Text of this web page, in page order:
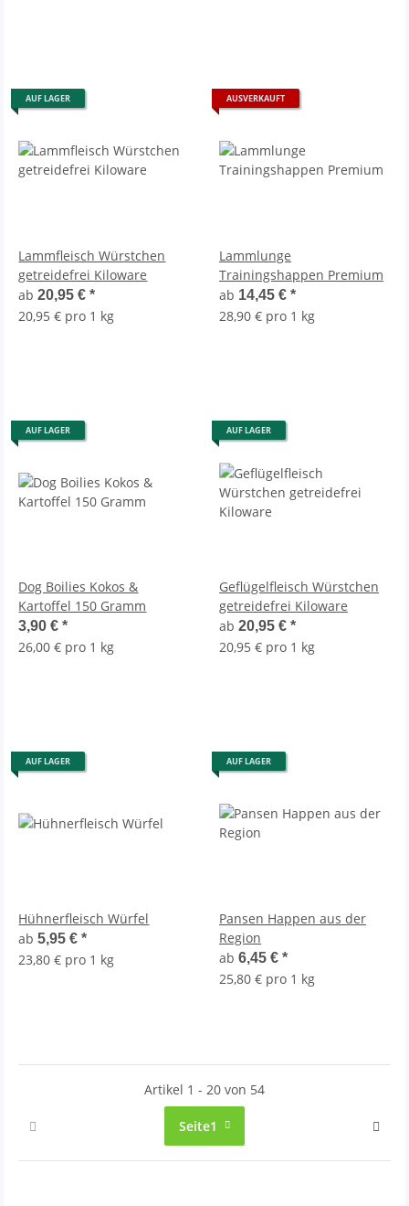
AUF LAGER
Lammfleisch Würstchen
getreidefrei Kiloware
ab20,95 €*
20,95 € pro 1 kg
AUSVERKAUFT
Lammlunge
Trainingshappen Premium
ab 14,45 € *
28,90 € pro 1 kg
AUF LAGER
Dog Boilies Kokos &
Kartoffel 150 Gramm
3,90 €*
26,00 € pro 1 kg
AUF LAGER
Geflügelfleisch Würstchen
getreidefrei Kiloware
ab 20,95 € *
20,95 € pro 1 kg
AUF LAGER
Hühnerfleisch Würfel
ab5,95 €*
23,80 € pro 1 kg
AUF LAGER
Pansen Happen aus der
Region
ab 6,45 € *
25,80 € pro 1 kg
Artikel 1 - 20 von 54
Seite1